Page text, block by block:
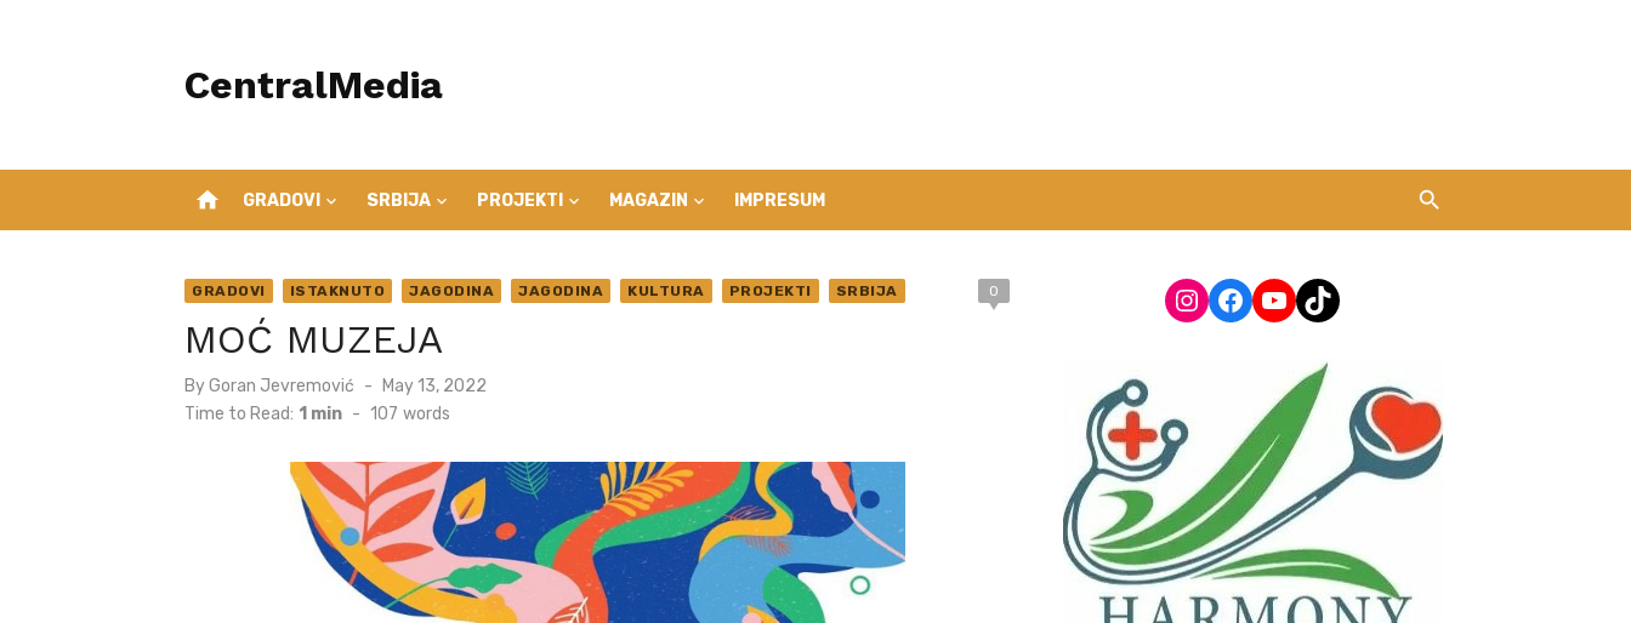
CentralMedia
home GRADOVI SRBIJA PROJEKTI MAGAZIN IMPRESUM
GRADOVI ISTAKNUTO JAGODINA JAGODINA KULTURA PROJEKTI SRBIJA 0
MOĆ MUZEJA
ByGoran Jevremović
Posted
on
May 13, 2022
Time to Read: 1 min - 107 words
Instagram
Facebook
YouTube
TikTok